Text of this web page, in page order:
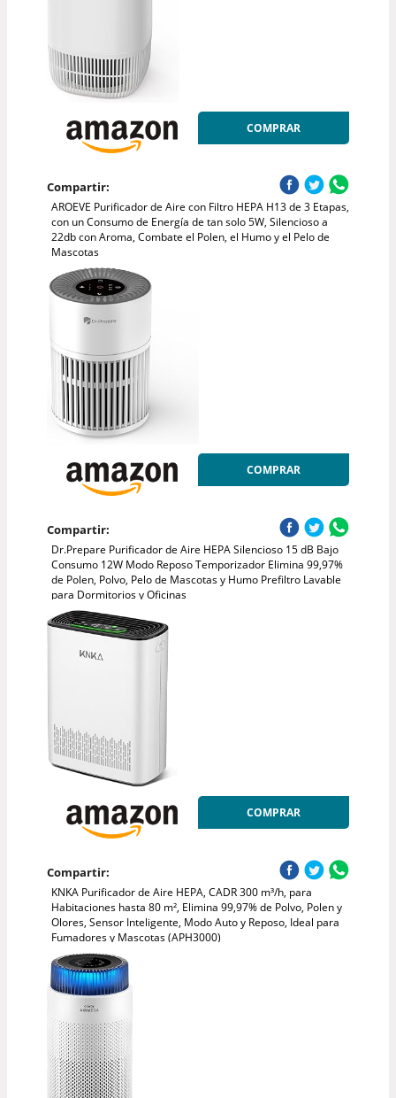
COMPRAR
Compartir:
AROEVE Purificador de Aire con Filtro HEPA H13 de 3 Etapas,
con un Consumo de Energía de tan solo 5W, Silencioso a
22db con Aroma, Combate el Polen, el Humo y el Pelo de
Mascotas
COMPRAR
Compartir:
Dr.Prepare Purificador de Aire HEPA Silencioso 15 dB Bajo
Consumo 12W Modo Reposo Temporizador Elimina 99,97%
de Polen, Polvo, Pelo de Mascotas y Humo Prefiltro Lavable
para Dormitorios y Oficinas
COMPRAR
Compartir:
KNKA Purificador de Aire HEPA, CADR 300 m³/h, para
Habitaciones hasta 80 m², Elimina 99,97% de Polvo, Polen y
Olores, Sensor Inteligente, Modo Auto y Reposo, Ideal para
Fumadores y Mascotas (APH3000)